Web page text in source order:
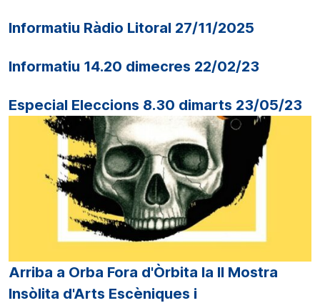
Informatiu Ràdio Litoral 27/11/2025
Informatiu 14.20 dimecres 22/02/23
Especial Eleccions 8.30 dimarts 23/05/23
Arriba a Orba Fora d'Òrbita la II Mostra
Insòlita d'Arts Escèniques i